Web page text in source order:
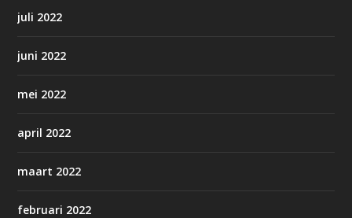
juli 2022
juni 2022
mei 2022
april 2022
maart 2022
februari 2022